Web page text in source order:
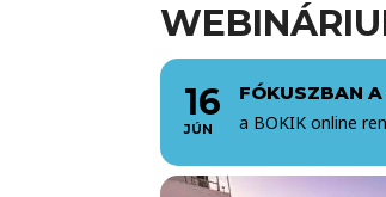
16
JÚN
FÓKUSZBAN
a BOKIK online